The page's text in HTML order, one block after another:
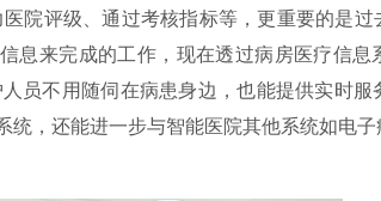
院评级、通过考核指标等，更重要的是过
息来完成的工作，现在透过病房医疗信息
员不用随伺在病患身边，也能提供实时服
统，还能进一步与智能医院其他系统如电